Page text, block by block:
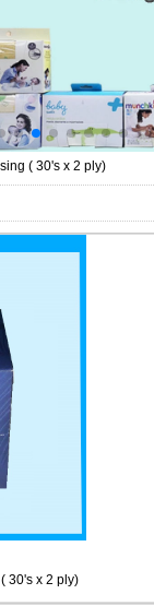
( 30's x 2 ply)
30's x 2 ply)